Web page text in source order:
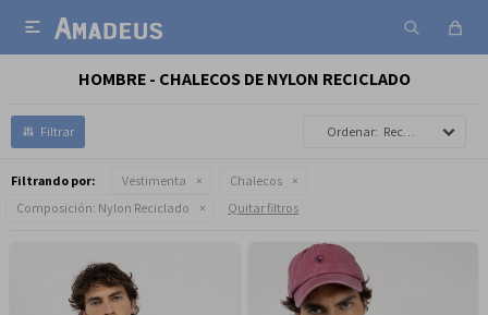

HOMBRE - CHALECOS DE NYLON RECICLADO
Recomendados
Filtrando por: Vestimenta
Chalecos
Composición: Nylon Reciclado Quitar filtros